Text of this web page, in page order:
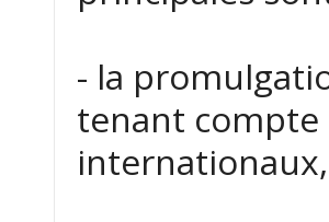
- la
tenant compte